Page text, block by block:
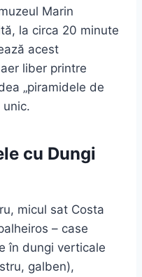
Marin
la circa 20 minute
acest
liber printre
„piramidele de
unic.
cu Dungi
micul sat Costa
– case
în dungi verticale
galben),